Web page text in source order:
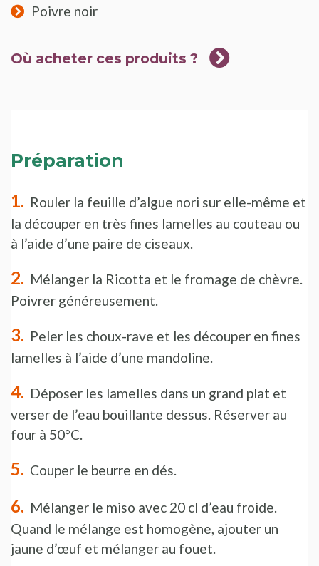
Poivre noir
Où acheter ces produits ?
Préparation
Rouler la feuille d’algue nori sur elle-même et
la découper en très fines lamelles au couteau ou
à l’aide d’une paire de ciseaux.
Mélanger la Ricotta et le fromage de chèvre.
Poivrer généreusement.
Peler les choux-rave et les découper en fines
lamelles à l’aide d’une mandoline.
Déposer les lamelles dans un grand plat et
verser de l’eau bouillante dessus. Réserver au
four à 50°C.
Couper le beurre en dés.
Mélanger le miso avec 20 cl d’eau froide.
Quand le mélange est homogène, ajouter un
jaune d’œuf et mélanger au fouet.